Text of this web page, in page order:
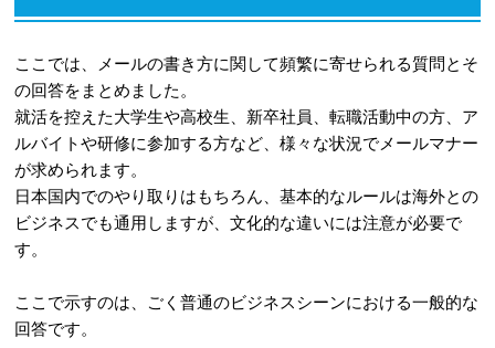
ここでは、メールの書き方に関して頻繁に寄せられる質問とそ
の回答をまとめました。
就活を控えた大学生や高校生、新卒社員、転職活動中の方、ア
ルバイトや研修に参加する方など、様々な状況でメールマナー
が求められます。
日本国内でのやり取りはもちろん、基本的なルールは海外との
ビジネスでも通用しますが、文化的な違いには注意が必要で
す。
ここで示すのは、ごく普通のビジネスシーンにおける一般的な
回答です。